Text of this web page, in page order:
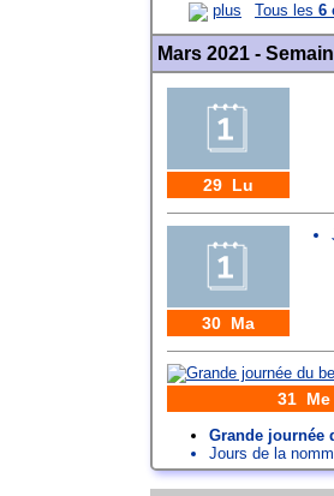
plus
Tous les 6
Mars 2021 -
29 Lu
30 Ma
31 Me
Grande journée
Jours de la